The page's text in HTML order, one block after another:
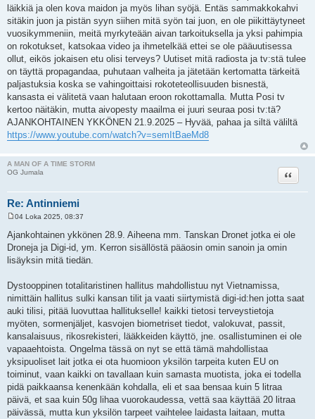
läikkiä ja olen kova maidon ja myös lihan syöjä. Entäs sammakkokahvi
sitäkin juon ja pistän syyn siihen mitä syön tai juon, en ole piikittäytyneet
vuosikymmeniin, meitä myrkyteään aivan tarkoituksella ja yksi pahimpia
on rokotukset, katsokaa video ja ihmetelkää ettei se ole pääuutisessa
ollut, eikös jokaisen etu olisi terveys? Uutiset mitä radiosta ja tv:stä tulee
on täyttä propagandaa, puhutaan valheita ja jätetään kertomatta tärkeitä
paljastuksia koska se vahingoittaisi rokoteteollisuuden bisnestä,
kansasta ei välitetä vaan halutaan eroon rokottamalla. Mutta Posi tv
kertoo näitäkin, mutta aivopesty maailma ei juuri seuraa posi tv:tä?
AJANKOHTAINEN YKKÖNEN 21.9.2025 – Hyvää, pahaa ja siltä väliltä
https://www.youtube.com/watch?v=semItBaeMd8
A MAN OF A TIME STORM
OG Jumala
Re: Antinniemi
Lainaa
e
s
i
04 Loka 2025, 08:37
Ajankohtainen ykkönen 28.9. Aiheena mm. Tanskan Dronet jotka ei ole
Droneja ja Digi-id, ym. Kerron sisällöstä pääosin omin sanoin ja omin
lisäyksin mitä tiedän.
Dystooppinen totalitaristinen hallitus mahdollistuu nyt Vietnamissa,
nimittäin hallitus sulki kansan tilit ja vaati siirtymistä digi-id:hen jotta saat
auki tilisi, pitää luovuttaa hallitukselle! kaikki tietosi terveystietoja
myöten, sormenjäljet, kasvojen biometriset tiedot, valokuvat, passit,
kansalaisuus, rikosrekisteri, lääkkeiden käyttö, jne. osallistuminen ei ole
vapaaehtoista. Ongelma tässä on nyt se että tämä mahdollistaa
yksipuoliset lait jotka ei ota huomioon yksilön tarpeita kuten EU on
toiminut, vaan kaikki on tavallaan kuin samasta muotista, joka ei todella
pidä paikkaansa kenenkään kohdalla, eli et saa bensaa kuin 5 litraa
päivä, et saa kuin 50g lihaa vuorokaudessa, vettä saa käyttää 20 litraa
päivässä, mutta kun yksilön tarpeet vaihtelee laidasta laitaan, mutta